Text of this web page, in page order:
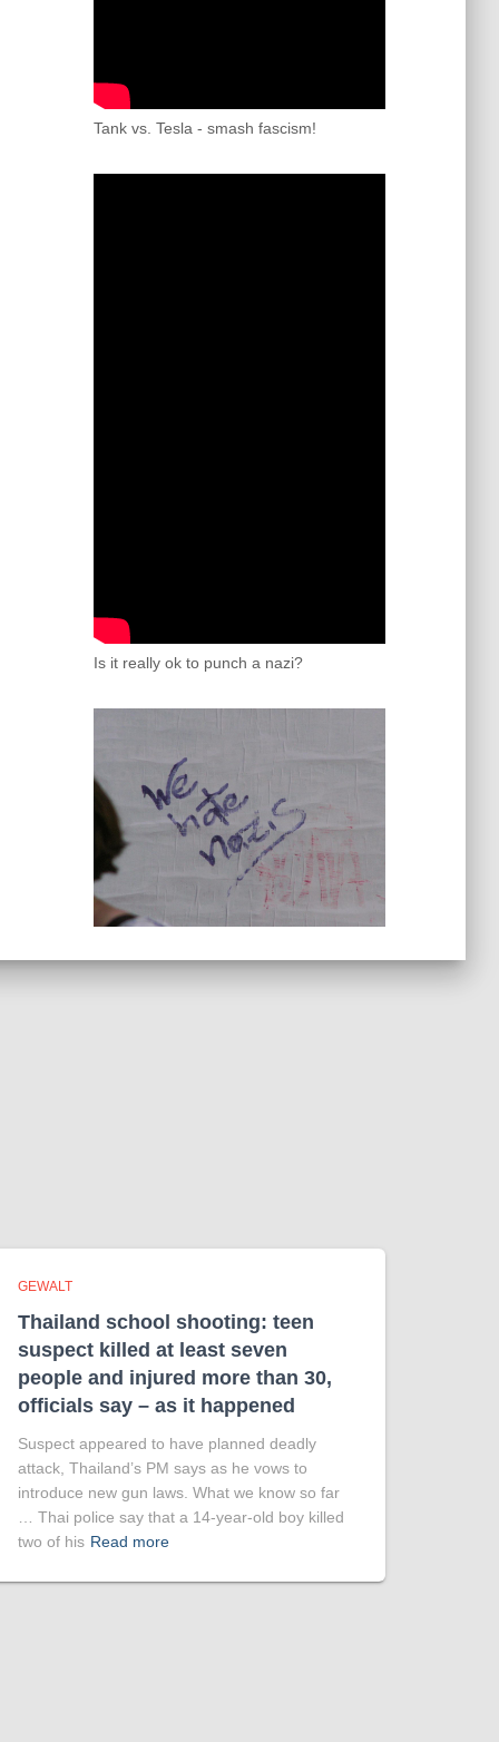
Tank vs. Tesla - smash fascism!
Is it really ok to punch a nazi?
GEWALT
Thailand school shooting: teen
suspect killed at least seven
people and injured more than 30,
officials say – as it happened
Suspect appeared to have planned deadly
attack, Thailand’s PM says as he vows to
introduce new gun laws. What we know so far
… Thai police say that a 14-year-old boy killed
two of his Read more